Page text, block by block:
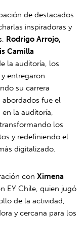
de destacados
inspiradoras y
Rodrigo Arrojo,
Camilla
la auditoría, los
entregaron
su carrera
fue el
en la auditoría,
los
y redefiniendo el
digitalizado.
conXimena
EY Chile, quien jugó
de la actividad,
y cercana para los